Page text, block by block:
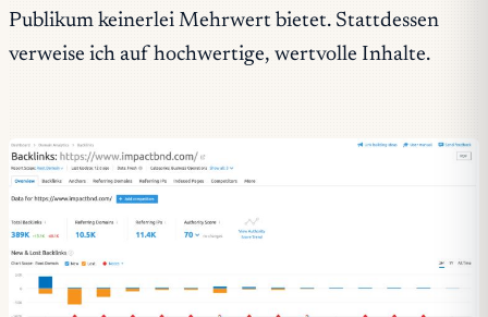
Publikum keinerlei Mehrwert bietet. Stattdessen
verweise ich auf hochwertige, wertvolle Inhalte.